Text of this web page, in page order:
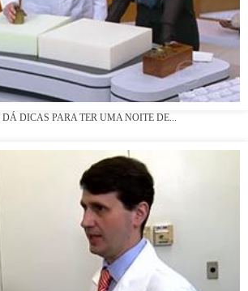
DICAS PARA TER UMA NOITE DE...